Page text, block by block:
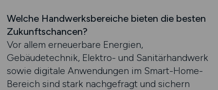
Welche Handwerksbereiche bieten die besten
Zukunftschancen?
Vor allem erneuerbare Energien,
Gebäudetechnik, Elektro- und Sanitärhandwerk
sowie digitale Anwendungen im Smart-Home-
Bereich sind stark nachgefragt und sichern